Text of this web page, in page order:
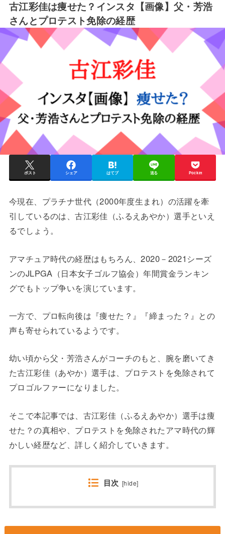
古江彩佳は痩せた？インスタ【画像】父・芳浩
さんとプロテスト免除の経歴
ポスト シェア はてブ 送る Pocket
今現在、プラチナ世代（2000年度生まれ）の活躍を牽
引しているのは、古江彩佳（ふるえあやか）選手といえ
るでしょう。
アマチュア時代の経歴はもちろん、2020－2021シーズ
ンのJLPGA（日本女子ゴルフ協会）年間賞金ランキン
グでもトップ争いを演じています。
一方で、プロ転向後は『痩せた？』『締まった？』との
声も寄せられているようです。
幼い頃から父・芳浩さんがコーチのもと、腕を磨いてき
た古江彩佳（あやか）選手は、プロテストを免除されて
プロゴルファーになりました。
そこで本記事では、古江彩佳（ふるえあやか）選手は痩
せた？の真相や、プロテストを免除されたアマ時代の輝
かしい経歴など、詳しく紹介していきます。
目次 [hide]